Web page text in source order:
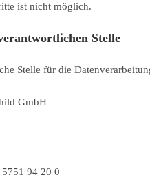
ist nicht möglich.
Stelle
Stelle für die
GmbH
94 20 0